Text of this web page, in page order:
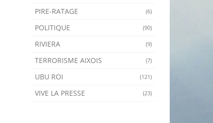
(6)
PIRE-RATAGE
(90)
POLITIQUE
(9)
RIVIERA
(7)
TERRORISME AIXOIS
(121)
UBU ROI
(23)
VIVE LA PRESSE